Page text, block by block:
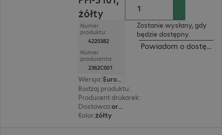
żółty
Numer
produktu:
4220382
Numer
producenta:
2362C001
Wersja:
Europa
Rodzaj produktu:
Producent drukarek:
Dostawca:
oryginalny
Kolor:żółty
Zostanie wysłany, gdy
będzie dostępny.
Powiadom o